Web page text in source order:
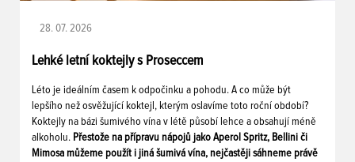
28. 07. 2026
Lehké letní koktejly s Proseccem
Léto je ideálním časem k odpočinku a pohodu. A co může být
lepšího než osvěžující koktejl, kterým oslavíme toto roční období?
Koktejly na bázi šumivého vína v létě působí lehce a obsahují méně
alkoholu. Přestože na přípravu nápojů jako Aperol Spritz, Bellini či
Mimosa můžeme použít i jiná šumivá vína, nejčastěji sáhneme právě